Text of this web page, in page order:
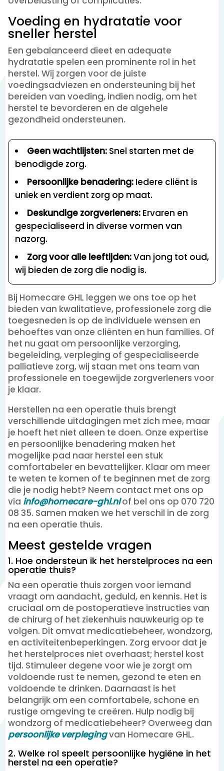
Voeding en hydratatie voor
sneller herstel
Een gebalanceerd dieet en adequate
hydratatie spelen een prominente rol in het
herstel. Wij zorgen voor de juiste
voedingsadviezen en ondersteuning bij het
bereiden van voeding, indien nodig, om het
herstel te bevorderen en de algehele
gezondheid ondersteunen.
Geen wachtlijsten: Snel starten met de
benodigde zorg.
Persoonlijke benadering: Iedere cliënt is
uniek en verdient zorg op maat.
Deskundige zorgverleners: Ervaren en
gespecialiseerd in diverse vormen van
nazorg.
Zorg voor alle leeftijden:Van jong tot oud,
wij bieden de zorg die nodig is.
Bij Homecare GHL leggen we ons toe op het
bieden van kwalitatieve, professionele zorg die
toegesneden is op de individuele wensen en
behoeftes van onze cliënten en hun families. Of
het nu gaat om persoonlijke verzorging,
begeleiding, verpleging of gespecialiseerde
palliatieve zorg, wij staan met ons team van
professionele en toegewijde zorgverleners voor
je klaar.
Herstellen na een operatie thuis brengt
verschillende uitdagingen met zich mee, maar
je hoeft het niet alleen te doen. Onze expertise
en persoonlijke benadering maken het
mogelijke pad naar herstel een stuk
comfortabeler en bevattelijker. Klaar om meer
te weten te komen of te beginnen met de zorg
die je nodig hebt? Neem contact met ons op
via info@homecare-ghl.nlof bel ons op 070 720
08 35. Samen maken we het verschil in de zorg
na een operatie thuis.
Meest gestelde vragen
1. Hoe ondersteun ik het herstelproces na een
operatie thuis?
Na een operatie thuis zorgen voor iemand
vraagt om aandacht, geduld, en kennis. Het is
cruciaal om de postoperatieve instructies van
de chirurg of het ziekenhuis nauwkeurig op te
volgen. Dit omvat medicatiebeheer, wondzorg,
en activiteitenbeperkingen. Zorg ervoor dat je
het herstelproces niet overhaast; herstel kost
tijd. Stimuleer degene voor wie je zorgt om
voldoende rust te nemen, gezond te eten en
voldoende te drinken. Daarnaast is het
belangrijk om een comfortabele, schone en
rustige omgeving te creëren. Hulp nodig bij
wondzorg of medicatiebeheer? Overweeg dan
persoonlijke verplegingvan Homecare GHL.
2. Welke rol speelt persoonlijke hygiëne in het
herstel na een operatie?